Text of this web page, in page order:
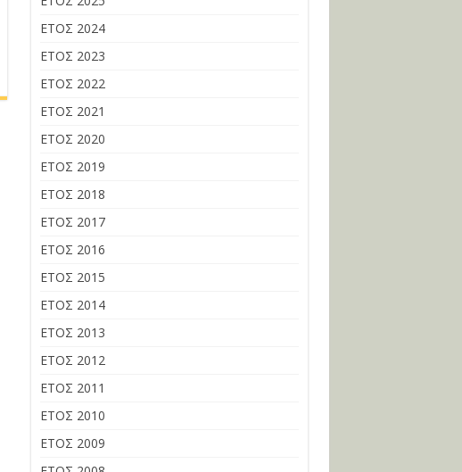
ΕΤΟΣ 2024
ΕΤΟΣ 2023
ΕΤΟΣ 2022
ΕΤΟΣ 2021
ΕΤΟΣ 2020
ΕΤΟΣ 2019
ΕΤΟΣ 2018
ΕΤΟΣ 2017
ΕΤΟΣ 2016
ΕΤΟΣ 2015
ΕΤΟΣ 2014
ΕΤΟΣ 2013
ΕΤΟΣ 2012
ΕΤΟΣ 2011
ΕΤΟΣ 2010
ΕΤΟΣ 2009